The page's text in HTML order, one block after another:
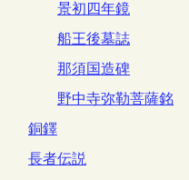
景初四年鏡
船王後墓誌
那須国造碑
野中寺弥勒菩薩銘
銅鐸
長者伝説